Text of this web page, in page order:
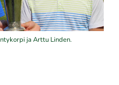
ja Arttu Linden.